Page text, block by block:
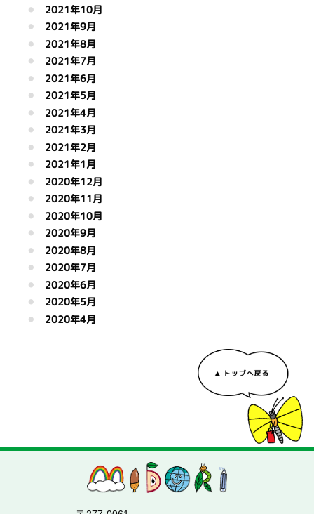
2021年10月
2021年9月
2021年8月
2021年7月
2021年6月
2021年5月
2021年4月
2021年3月
2021年2月
2021年1月
2020年12月
2020年11月
2020年10月
2020年9月
2020年8月
2020年7月
2020年6月
2020年5月
2020年4月